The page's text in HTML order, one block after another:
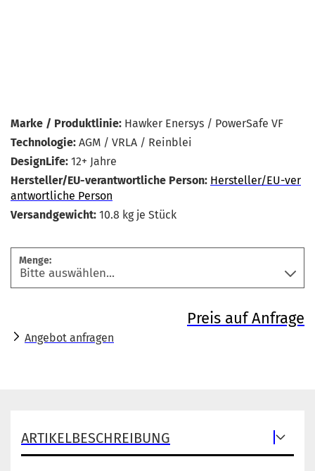
Marke / Produktlinie: Hawker Enersys / PowerSafe VF
Technologie: AGM / VRLA / Reinblei
DesignLife: 12+ Jahre
Hersteller/EU-verantwortliche Person: Hersteller/EU-ver
antwortliche Person
Versandgewicht: 10.8 kg je Stück
Menge:
Preis auf Anfrage
Angebot anfragen
ARTIKELBESCHREIBUNG